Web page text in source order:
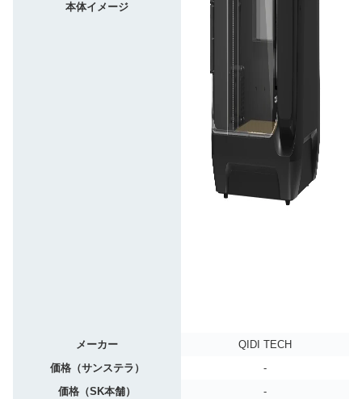
本体イメージ
メーカー
QIDI TECH
価格（サンステラ）
-
価格（SK本舗）
-